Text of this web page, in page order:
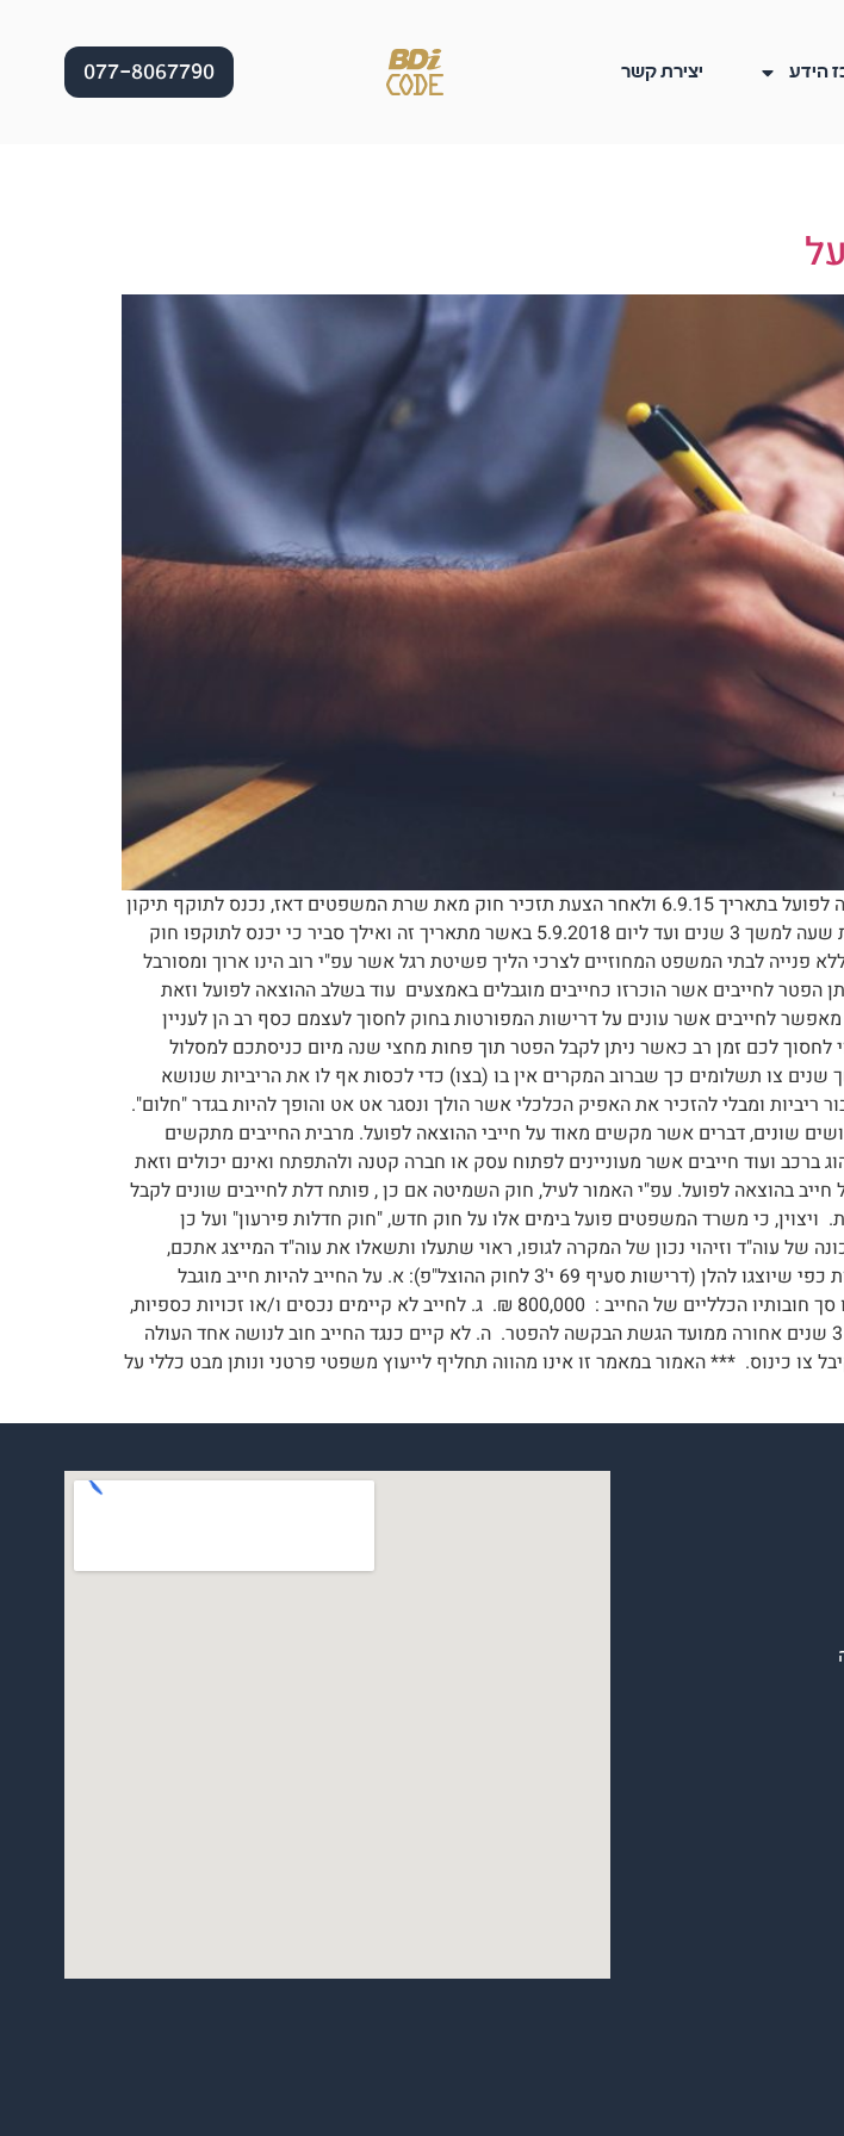
הידע יצירת קשר 077-8067790
מחיקת חובות, חוק השמיטה מהו "חוק השמיטה"- הפטר המוענק לחייבים כבר בהוצאה לפועל בתאריך 6.9.15 ולאחר הצעת תזכיר חוק מאת שרת המשפטים דאז, נכנס לתוקף תיקון
47 לחוק ההוצאה לפועל התשכ"ז-1967 [הפטר לחייב מוגבל באמצעים] וזאת כהוראת שעה למשך 3 שנים ועד ליום 5.9.2018 באשר מתאריך זה ואילך סביר כי יכנס לתוקפו חוק
פנייה לבתי המשפט המחוזיים לצרכי הליך פשיטת רגל אשר עפ"י רוב הינו ארוך ומסורבל
לחייבים אשר הוכרזו כחייבים מוגבלים באמצעים עוד בשלב ההוצאה לפועל וזאת
לחייבים אשר עונים על דרישות המפורטות בחוק לחסוך לעצמם כסף רב הן לעניין
לחסוך לכם זמן רב כאשר ניתן לקבל הפטר תוך פחות מחצי שנה מיום כניסתכם למסלול
צו תשלומים כך שברוב המקרים אין בו (בצו) כדי לכסות אף לו את הריביות שנושא
ומבלי להזכיר את האפיק הכלכלי אשר הולך ונסגר אט אט והופך להיות בגדר "חלום".
שונים, דברים אשר מקשים מאוד על חייבי ההוצאה לפועל. מרבית החייבים מתקשים
ועוד חייבים אשר מעוניינים לפתוח עסק או חברה קטנה ולהתפתח ואינם יכולים וזאת
חייב בהוצאה לפועל. עפ"י האמור לעיל, חוק השמיטה אם כן , פותח דלת לחייבים שונים לקבל
כי משרד המשפטים פועל בימים אלו על חוק חדש, "חוק חדלות פירעון" ועל כן
עם הכוונה נכונה של עוה"ד וזיהוי נכון של המקרה לגופו, ראוי שתעלו ותשאלו את עוה"ד המייצג אתכם,
לעניין הפטר בהוצאה לפועל-"חוק השמיטה" אלא מאי? עליכם לעמוד במספר דרישות כפי שיוצגו להלן (דרישות סעיף 69 י'3 לחוק ההוצל"פ): א. על החייב להיות חייב מוגבל
באמצעים בארבע השנים שקדמו להגשת הבקשה, לפחות. ב. בזמן הגשת הבקשה היו סך חובותיו הכלליים של החייב : 800,000 ₪. ג. לחייב לא קיימים נכסים ו/או זכויות כספיות,
למעט משכורת או הכנסה אחרת שהוא זכאי לה. ד. החייב עמד בצו התשלומים משך 3 שנים אחורה ממועד הגשת הבקשה להפטר. ה. לא קיים כנגד החייב חוב לנושה אחד העולה
לא הגיש בקשה לפשיטת רגל 5 שנים אחורה ולא קיבל צו כינוס. *** האמור במאמר זו אינו מהווה תחליף לייעוץ משפטי פרטני ונותן מבט כללי על